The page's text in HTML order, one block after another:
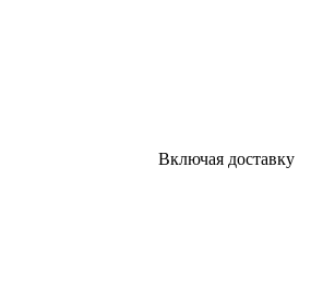
Включая доставку